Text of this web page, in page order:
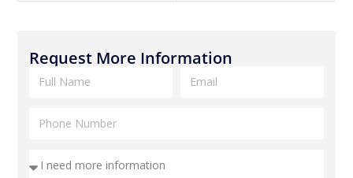
Request More Information